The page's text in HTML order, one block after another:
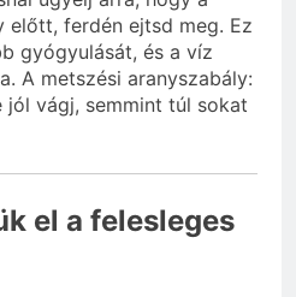
előtt, ferdén ejtsd meg. Ez
gyógyulását, és a víz
A metszési aranyszabály:
jól vágj, semmint túl sokat
el a felesleges